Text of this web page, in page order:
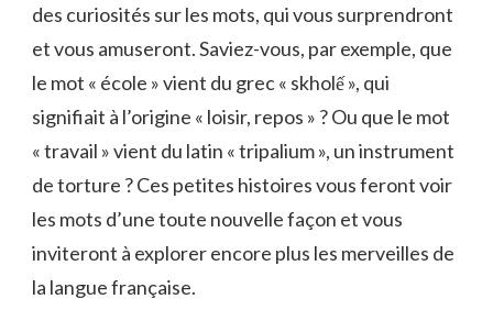
des⁣ curiosités ‌sur les mots, qui vous surprendront
et⁤ vous ‌amuseront. Saviez-vous,⁣ par exemple, que
le mot « école » vient du grec « skholế », qui
signifiait‌ à l’origine « loisir, repos » ? Ou que le ⁣mot‍
« travail » vient du latin « tripalium », un instrument
de torture ? ⁤Ces petites histoires ⁣vous feront voir
les⁢ mots d’une toute nouvelle ‍façon⁢ et ‌vous
inviteront à explorer encore plus les merveilles de
la langue ⁣française.